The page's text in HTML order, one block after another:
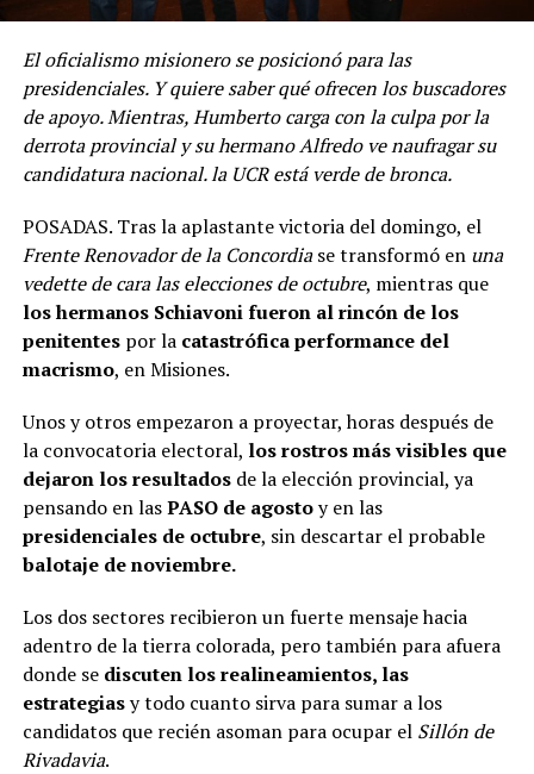
El oficialismo misionero se posicionó para las
presidenciales. Y quiere saber qué ofrecen los buscadores
de apoyo. Mientras, Humberto carga con la culpa por la
derrota provincial y su hermano Alfredo ve naufragar su
candidatura nacional. la UCR está verde de bronca.
POSADAS. Tras la aplastante victoria del domingo, el
Frente Renovador de la Concordiase transformó en una
vedette de cara las elecciones de octubre, mientras que
los hermanos Schiavoni fueron al rincón de los
penitentespor la catastrófica performance del
macrismo, en Misiones.
Unos y otros empezaron a proyectar, horas después de
la convocatoria electoral, los rostros más visibles que
dejaron los resultadosde la elección provincial, ya
pensando en lasPASO de agostoy en las
presidenciales de octubre, sin descartar el probable
balotaje de noviembre.
Los dos sectores recibieron un fuerte mensaje hacia
adentro de la tierra colorada, pero también para afuera
donde se discuten los realineamientos, las
estrategiasy todo cuanto sirva para sumar a los
candidatos que recién asoman para ocupar el Sillón de
Rivadavia.